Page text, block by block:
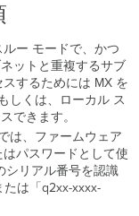
ー モードで、かつ
ットと重複するサブ
するためには MX を
しくは、ローカル ス
できます。
は、ファームウェア
パスワードとして使
シリアル番号を認識
たは「q2xx-xxxx-